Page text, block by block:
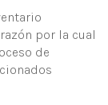
por la cual
de